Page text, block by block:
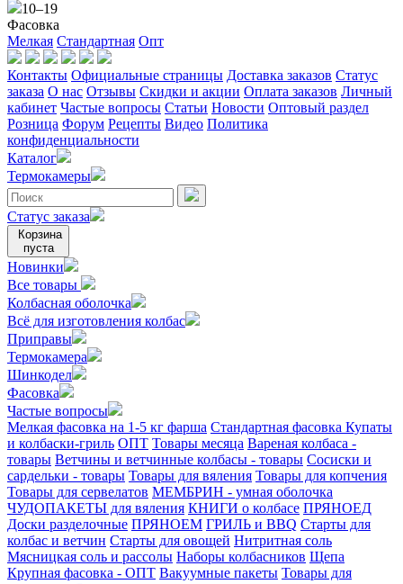
10–19
Фасовка
Мелкая Стандартная Опт
Контакты Официальные страницы Доставка заказов Статус
заказа О нас Отзывы Скидки и акции Оплата заказов Личный
кабинет Частые вопросы Статьи Новости Оптовый раздел
Розница Форум Рецепты Видео Политика
конфиденциальности
Каталог
Термокамеры
Статус заказа
Корзина
пуста
Новинки
Все товары
Колбасная оболочка
Всё для изготовления колбас
Приправы
Термокамера
Шинкодел
Фасовка
Частые вопросы
Мелкая фасовка на 1-5 кг фарша Стандартная фасовка Купаты
и колбаски-гриль ОПТ Товары месяца Вареная колбаса -
товары Ветчины и ветчинные колбасы - товары Сосиски и
сардельки - товары Товары для вяления Товары для копчения
Товары для сервелатов МЕМБРИН - умная оболочка
ЧУДОПАКЕТЫ для вяления КНИГИ о колбасе ПРЯНОЕД
Доски разделочные ПРЯНОЕМ ГРИЛЬ и BBQ Старты для
колбас и ветчин Старты для овощей Нитритная соль
Мясницкая соль и рассолы Наборы колбасников Щепа
Крупная фасовка - ОПТ Вакуумные пакеты Товары для